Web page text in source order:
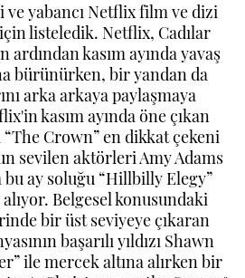
yabancı Netflix film ve dizi
listeledik. Netflix, Cadılar
ardından kasım ayında yavaş
bürünürken, bir yandan da
arka arkaya paylaşmaya
kasım ayında öne çıkan
“The Crown” en dikkat çekeni
sevilen aktörleri Amy Adams
bu ay soluğu “Hillbilly Elegy”
Belgesel konusundaki
bir üst seviyeye çıkaran
başarılı yıldızı Shawn
ile mercek altına alırken bir